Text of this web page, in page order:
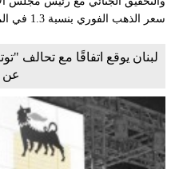
سعر الذهب الفوري بنسبة 1.3 في المائة إلى 4566.80...
لبنان يوقع اتفاقًا مع تحالف
عن